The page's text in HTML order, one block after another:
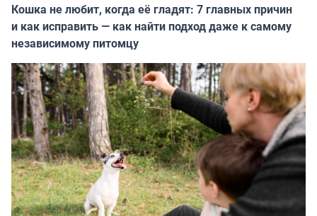
Кошка не любит, когда её гладят: 7 главных причин
и как исправить — как найти подход даже к самому
независимому питомцу